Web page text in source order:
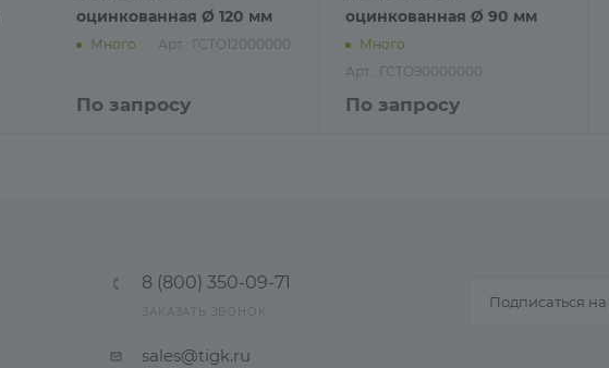
оцинкованная Ø 120 мм
Много Арт.: ГСТО12000000
По запросу
оцинкованная Ø 90 мм
Много
Арт.: ГСТО90000000
По запросу
8 (800) 350-09-71
ЗАКАЗАТЬ ЗВОНОК
sales@tigk.ru
Подписаться